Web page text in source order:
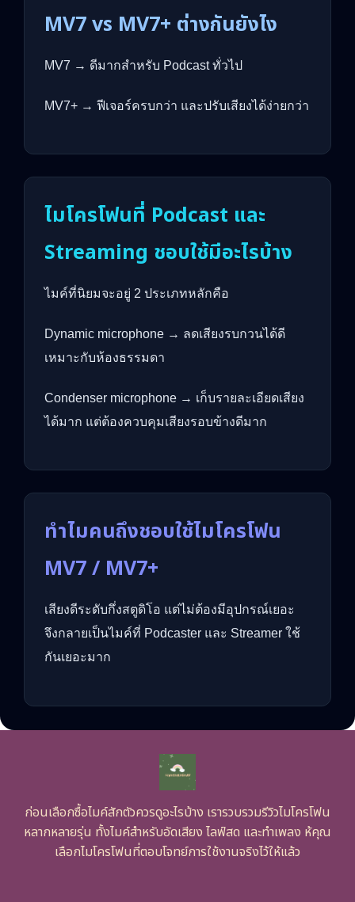
MV7 vs MV7+ ต่างกันยังไง
MV7 → ดีมากสำหรับ Podcast ทั่วไป
MV7+ → ฟีเจอร์ครบกว่า และปรับเสียงได้ง่ายกว่า
ไมโครโฟนที่ Podcast และ
Streaming ชอบใช้มีอะไรบ้าง
ไมค์ที่นิยมจะอยู่ 2 ประเภทหลักคือ
Dynamic microphone → ลดเสียงรบกวนได้ดี
เหมาะกับห้องธรรมดา
Condenser microphone → เก็บรายละเอียดเสียง
ได้มาก แต่ต้องควบคุมเสียงรอบข้างดีมาก
ทำไมคนถึงชอบใช้ไมโครโฟน
MV7 / MV7+
เสียงดีระดับกึ่งสตูดิโอ แต่ไม่ต้องมีอุปกรณ์เยอะ
จึงกลายเป็นไมค์ที่ Podcaster และ Streamer ใช้
กันเยอะมาก
ก่อนเลือกซื้อไมค์สักตัวควรดูอะไรบ้าง เรารวบรวมรีวิวไมโครโฟน
หลากหลายรุ่น ทั้งไมค์สำหรับอัดเสียง ไลฟ์สด และทำเพลง ห้คุณ
เลือกไมโครโฟนที่ตอบโจทย์การใช้งานจริงไว้ให้แล้ว